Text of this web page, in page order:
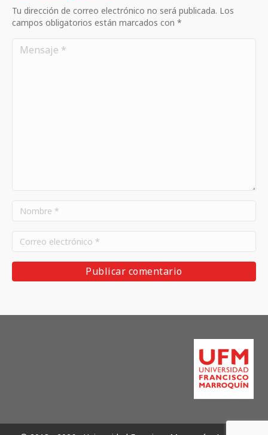
Tu dirección de correo electrónico no será publicada. Los
campos obligatorios están marcados con *